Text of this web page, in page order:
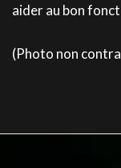
aider au bon
(Photo non